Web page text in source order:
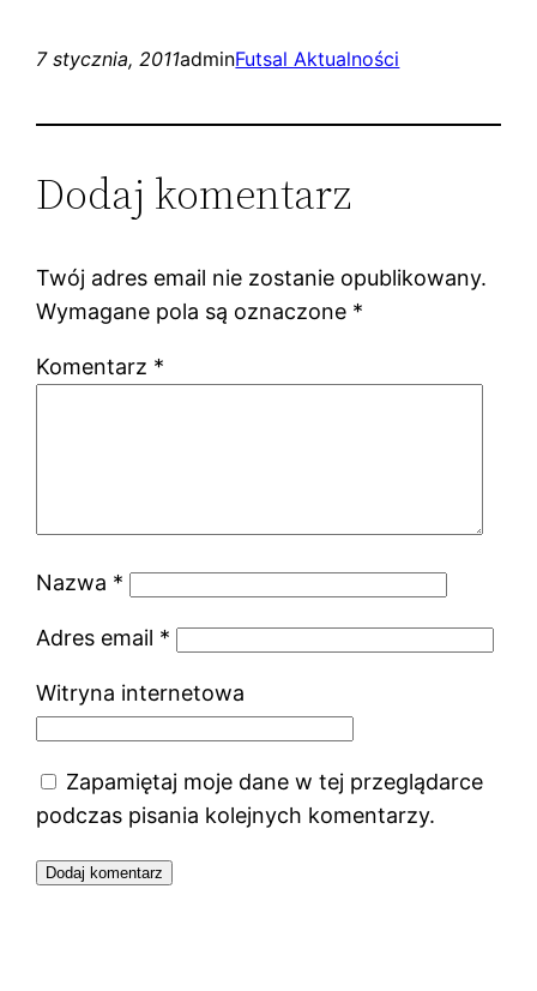
7 stycznia, 2011adminFutsal Aktualności
Dodaj komentarz
Twój adres email nie zostanie opublikowany.
Wymagane pola są oznaczone *
Komentarz *
Nazwa *
Adres email *
Witryna internetowa
Zapamiętaj moje dane w tej przeglądarce
podczas pisania kolejnych komentarzy.